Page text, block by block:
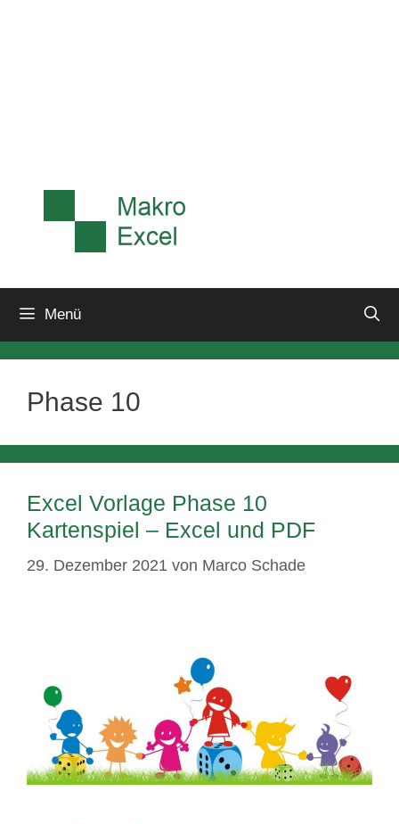
Menü
Phase 10
Excel Vorlage Phase 10
Kartenspiel – Excel und PDF
29. Dezember 2021 von Marco Schade